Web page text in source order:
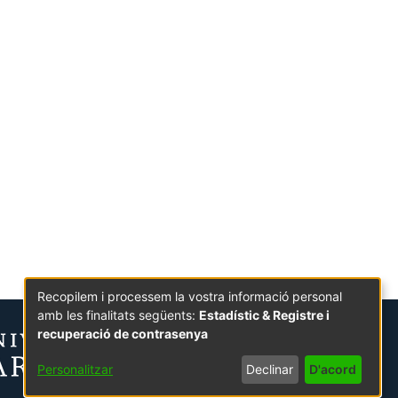
Recopilem i processem la vostra informació personal
amb les finalitats següents: Estadístic & Registre i
recuperació de contrasenya
Personalitzar Declinar D'acord